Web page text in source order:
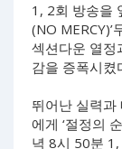
1, 2회 방송을
(NO
섹션다운 열정
감을 증폭시켰
뛰어난 실력과
에게 ‘절정의
녁 8시 50분